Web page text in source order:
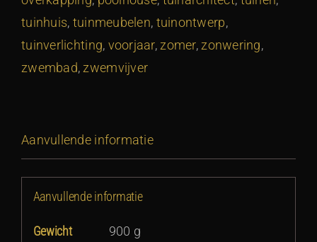
tuinhuis, tuinmeubelen, tuinontwerp,
tuinverlichting, voorjaar,zomer,zonwering,
zwembad,zwemvijver
Aanvullende informatie
Aanvullende informatie
Gewicht 900 g